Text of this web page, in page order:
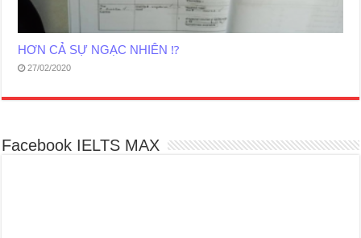
HƠN CẢ SỰ NGẠC NHIÊN ⁉️
27/02/2020
Facebook IELTS MAX